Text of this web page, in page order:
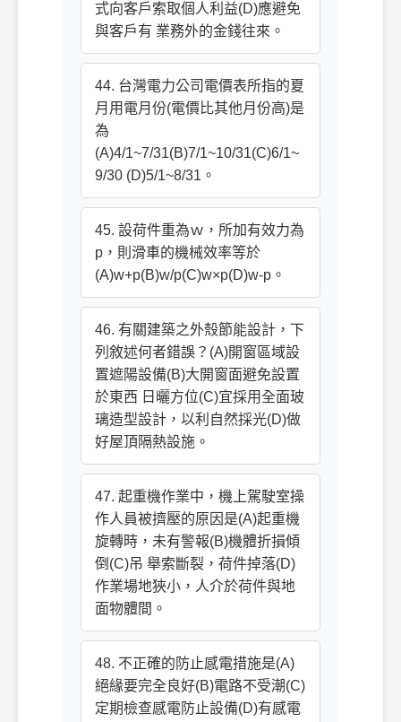
式向客戶索取個人利益(D)應避免
與客戶有 業務外的金錢往來。
44. 台灣電力公司電價表所指的夏
月用電月份(電價比其他月份高)是
為
(A)4/1~7/31(B)7/1~10/31(C)6/1~
9/30 (D)5/1~8/31。
45. 設荷件重為ｗ，所加有效力為
p，則滑車的機械效率等於
(A)w+p(B)w/p(C)w×p(D)w-p。
46. 有關建築之外殼節能設計，下
列敘述何者錯誤？(A)開窗區域設
置遮陽設備(B)大開窗面避免設置
於東西 日曬方位(C)宜採用全面玻
璃造型設計，以利自然採光(D)做
好屋頂隔熱設施。
47. 起重機作業中，機上駕駛室操
作人員被擠壓的原因是(A)起重機
旋轉時，未有警報(B)機體折損傾
倒(C)吊 舉索斷裂，荷件掉落(D)
作業場地狹小，人介於荷件與地
面物體間。
48. 不正確的防止感電措施是(A)
絕緣要完全良好(B)電路不受潮(C)
定期檢查感電防止設備(D)有感電